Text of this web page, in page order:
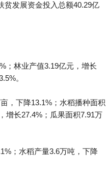
贫发展资金投入总额40.29亿
；林业产值3.19亿元，增长
。
，下降13.1%；水稻播种面积
增长27.4%；瓜果面积7.91万
；水稻产量3.6万吨，下降